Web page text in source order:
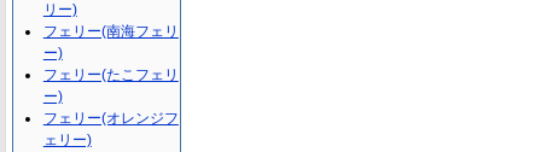
リー)
フェリー(南海フェリ
ー)
フェリー(たこフェリ
ー)
フェリー(オレンジフ
ェリー)